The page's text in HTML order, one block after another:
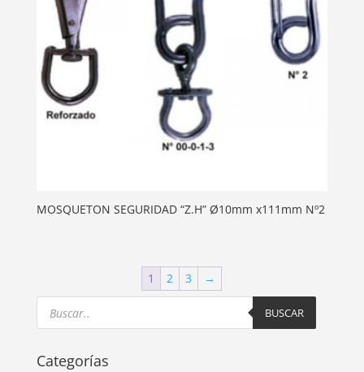
MOSQUETON SEGURIDAD “Z.H” Ø10mm x111mm Nº2
1 2 3
→
Products
search BUSCAR
Categorías